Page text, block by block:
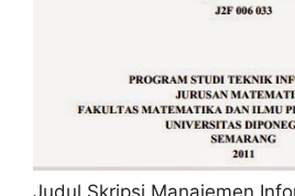
Judul Skripsi Manajemen